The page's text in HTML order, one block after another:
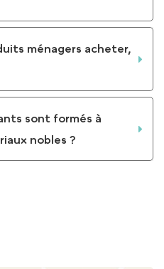
ménagers acheter,
sont formés à
nobles ?